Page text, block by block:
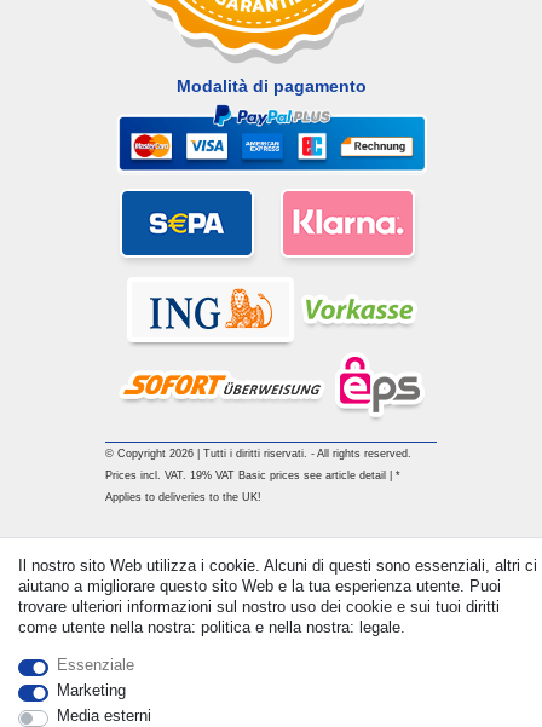
Modalità di pagamento
© Copyright 2026 | Tutti i diritti riservati. - All rights reserved.
Prices incl. VAT. 19% VAT Basic prices see article detail | *
Applies to deliveries to the UK!
Il nostro sito Web utilizza i cookie. Alcuni di questi sono essenziali, altri ci
aiutano a migliorare questo sito Web e la tua esperienza utente. Puoi
trovare ulteriori informazioni sul nostro uso dei cookie e sui tuoi diritti
come utente nella nostra: politica e nella nostra: legale.
Essenziale
Marketing
Media esterni
Withdraw from contract here Contatto